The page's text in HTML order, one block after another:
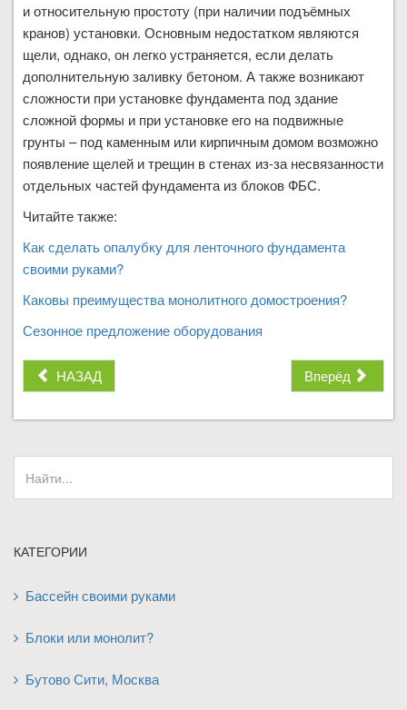
и относительную простоту (при наличии подъёмных
кранов) установки. Основным недостатком являются
щели, однако, он легко устраняется, если делать
дополнительную заливку бетоном. А также возникают
сложности при установке фундамента под здание
сложной формы и при установке его на подвижные
грунты – под каменным или кирпичным домом возможно
появление щелей и трещин в стенах из-за несвязанности
отдельных частей фундамента из блоков ФБС.
Читайте также:
Как сделать опалубку для ленточного фундамента
своими руками?
Каковы преимущества монолитного домостроения?
Сезонное предложение оборудования
НАЗАД Вперёд
КАТЕГОРИИ
Бассейн своими руками
Блоки или монолит?
Бутово Сити, Москва